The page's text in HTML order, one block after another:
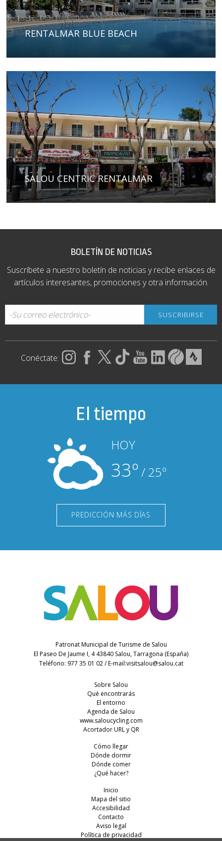
RENTALMAR BLUE BEACH
SALOU CENTRIC RENTALMAR
BOLETÍN DE NOTICIAS
Suscríbete a nuestro boletín de noticias y recibe enlaces de
artículos interesantes, promociones y otra información.
Conéctate:
El tiempo
HOY
33º / 25º
PREDICCIÓN MÁS DÍAS
Patronat Municipal de Turisme de Salou
El Paseo De Jaume I, 4 43840 Salou, Tarragona (España)
Teléfono: 977 35 01 02 / E-mail:visitsalou@salou.cat
Sobre Salou
Qué encontrarás
El entorno
Agenda de Salou
www.saloucycling.com
Acortador URL y QR
Cómo llegar
Dónde dormir
Dónde comer
¿Qué hacer?
Inicio
Mapa del sitio
Accesibilidad
Contacto
Aviso legal
Política de privacidad